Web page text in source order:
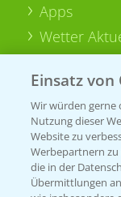
Apps
Wetter
Ackerbau
Saatgut
Einsatz von
Wir würden gerne
Nutzung dieser
Website zu
Werbepartnern
die in der
Übermittlungen